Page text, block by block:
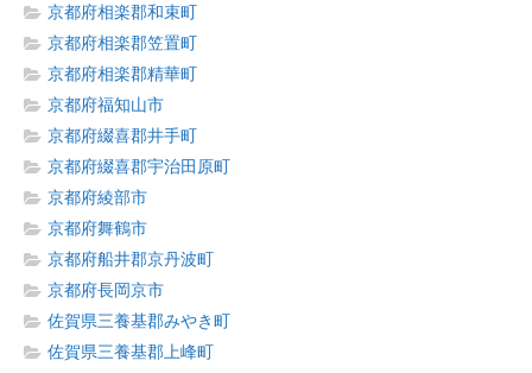
京都府相楽郡和束町
京都府相楽郡笠置町
京都府相楽郡精華町
京都府福知山市
京都府綴喜郡井手町
京都府綴喜郡宇治田原町
京都府綾部市
京都府舞鶴市
京都府船井郡京丹波町
京都府長岡京市
佐賀県三養基郡みやき町
佐賀県三養基郡上峰町